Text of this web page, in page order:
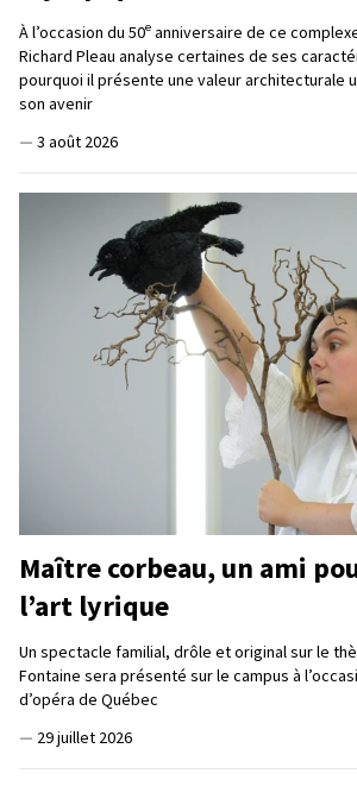
À l’occasion du 50e anniversaire de ce
Richard Pleau analyse certaines de ses
pourquoi il présente une valeur architecturale
son avenir
— 3 août 2026
Maître corbeau, un ami
l’art lyrique
Un spectacle familial, drôle et original sur le
Fontaine sera présenté sur le campus à
d’opéra de Québec
— 29 juillet 2026